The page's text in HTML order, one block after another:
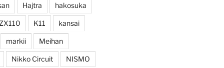
Hajtra hakosuka
K11 kansai
markii Meihan
Nikko Circuit NISMO